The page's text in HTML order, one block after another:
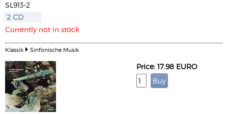
SL913-2
2 CD
Currently not in stock
Klassik Sinfonische Musik
Price: 17.98 EURO